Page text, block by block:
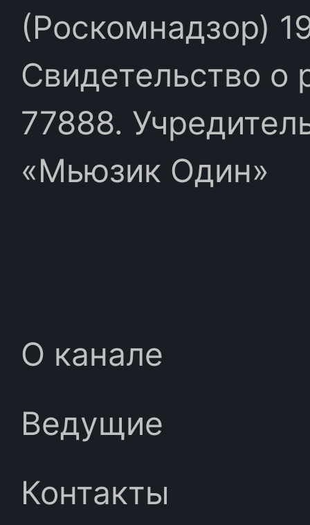
(Роскомнадзор)
Свидетельство
77888.
«Мьюзик Один»
О канале
Ведущие
Контакты